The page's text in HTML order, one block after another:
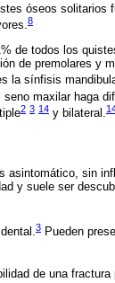
óseos solitarios
8
de todos los
de premolares y
la sínfisis
maxilar haga
2 3 14 y bilateral.
asintomático, sin
y suele ser
3 Pueden
de una